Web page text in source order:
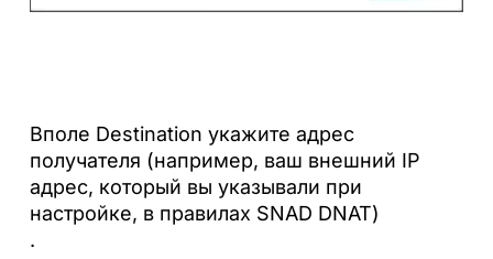
Вполе Destination укажите адрес
получателя (например, ваш внешний IP
адрес, который вы указывали при
настройке, в правилах SNAD DNAT)
.